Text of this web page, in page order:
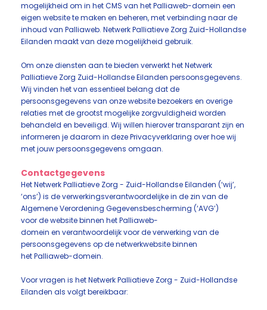
mogelijkheid om in het CMS van het Palliaweb-domein een
eigen website te maken en beheren, met verbinding naar de
inhoud van Palliaweb. Netwerk Palliatieve Zorg Zuid-Hollandse
Eilanden maakt van deze mogelijkheid gebruik.
Om onze diensten aan te bieden verwerkt het Netwerk
Palliatieve Zorg Zuid-Hollandse Eilanden persoonsgegevens.
Wij vinden het van essentieel belang dat de
persoonsgegevens van onze website bezoekers en overige
relaties met de grootst mogelijke zorgvuldigheid worden
behandeld en beveiligd. Wij willen hierover transparant zijn en
informeren je daarom in deze Privacyverklaring over hoe wij
met jouw persoonsgegevens omgaan.
Contactgegevens
Het Netwerk Palliatieve Zorg - Zuid-Hollandse Eilanden (‘wij’,
‘ons’) is de verwerkingsverantwoordelijke in de zin van de
Algemene Verordening Gegevensbescherming (‘AVG’)
voor de website binnen het Palliaweb-
domein en verantwoordelijk voor de verwerking van de
persoonsgegevens op de netwerkwebsite binnen
het Palliaweb-domein.
Voor vragen is het Netwerk Palliatieve Zorg - Zuid-Hollandse
Eilanden als volgt bereikbaar: